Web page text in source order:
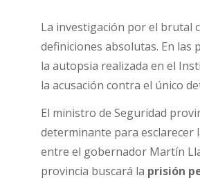
La investigación por el brutal
definiciones absolutas. En las
la autopsia realizada en el
la acusación contra el único
El ministro de Seguridad
determinante para esclarecer
entre el gobernador Martín
provincia buscará la prisión